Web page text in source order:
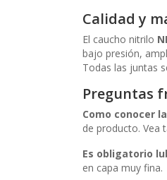
Calidad y
El caucho nitrilo
bajo presión,
Todas las juntas
Preguntas
Como conocer
de producto. Vea
Es obligatorio
en capa muy fina.